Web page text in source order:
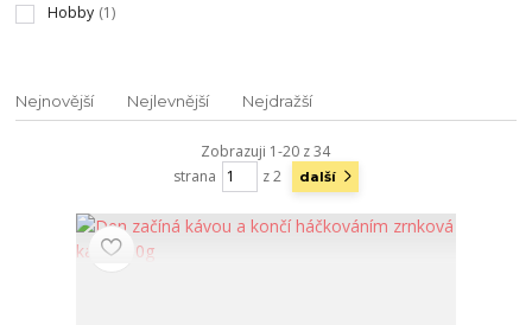
Hobby (1)
Nejnovější Nejlevnější Nejdražší
Zobrazuji 1-20 z 34
strana
z 2 další